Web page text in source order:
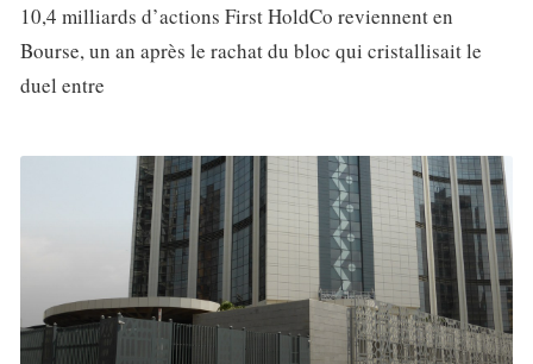
10,4 milliards d’actions First HoldCo reviennent en
Bourse, un an après le rachat du bloc qui cristallisait le
duel entre